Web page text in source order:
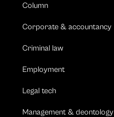
Column
Corporate & accountancy
Criminal law
Employment
Legal tech
Management & deontology